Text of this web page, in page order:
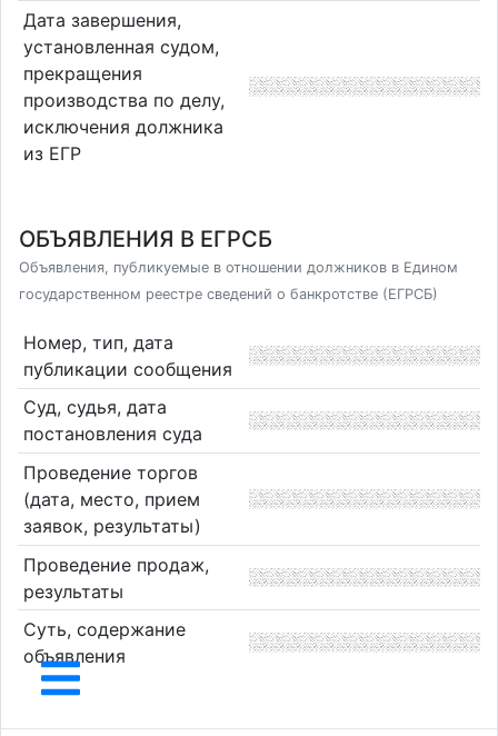
Дата завершения,
установленная судом,
прекращения
производства по делу,
исключения должника
из ЕГР
ОБЪЯВЛЕНИЯ В ЕГРСБ
Объявления, публикуемые в отношении должников в Едином
государственном реестре сведений о банкротстве (ЕГРСБ)
Номер, тип, дата
публикации сообщения
Суд, судья, дата
постановления суда
Проведение торгов
(дата, место, прием
заявок, результаты)
Проведение продаж,
результаты
Суть, содержание
объявления